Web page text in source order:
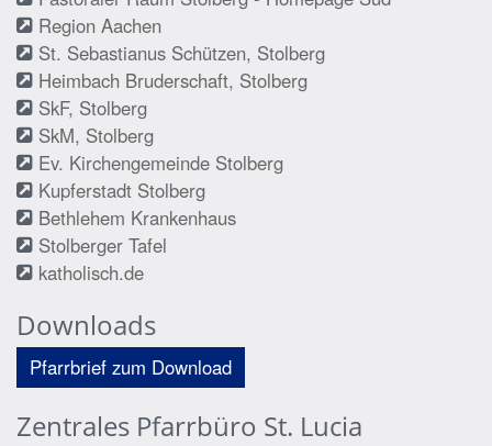
Region Aachen
St. Sebastianus Schützen, Stolberg
Heimbach Bruderschaft, Stolberg
SkF, Stolberg
SkM, Stolberg
Ev. Kirchengemeinde Stolberg
Kupferstadt Stolberg
Bethlehem Krankenhaus
Stolberger Tafel
katholisch.de
Downloads
Pfarrbrief zum Download
Zentrales Pfarrbüro St. Lucia